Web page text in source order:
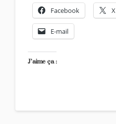
Facebook X
E-mail
J’aime ça :